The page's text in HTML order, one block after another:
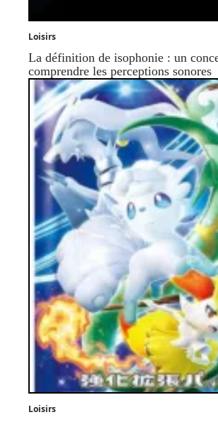
Loisirs
La définition de isophonie : un
comprendre les perceptions sonores
Loisirs